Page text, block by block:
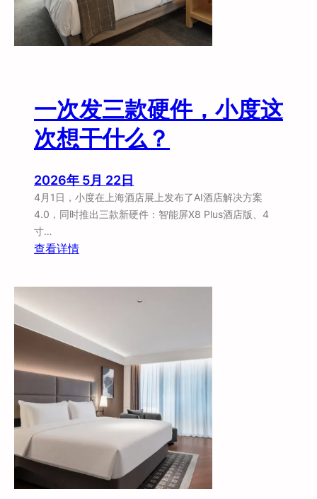
正
的
考
开
始
一次发三款硬件，小度这
次想干什么？
2026年 5月 22日
4月1日，小度在上海酒店展上发布了AI酒店解决方案
4.0，同时推出三款新硬件：智能屏X8 Plus酒店版、4
寸…
查看详情：
款
硬
件
，
小
想